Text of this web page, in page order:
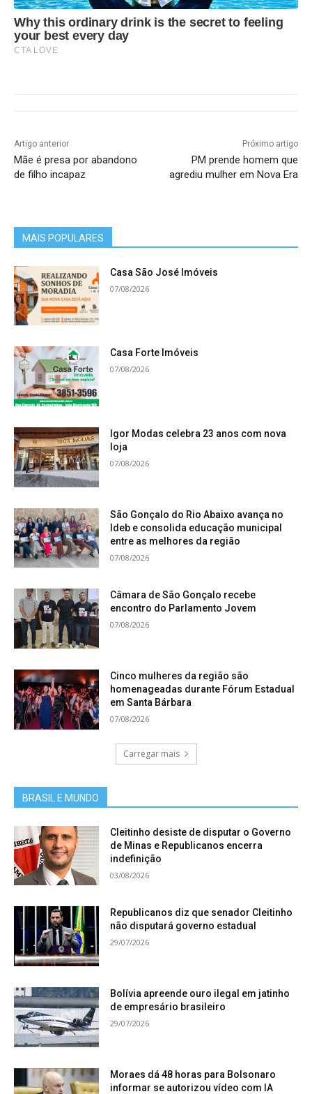
Why this ordinary drink is the secret to feeling
your best every day
CTA LOVE
Artigo anterior
Mãe é presa por abandono
de filho incapaz
Próximo artigo
PM prende homem que
agrediu mulher em Nova Era
MAIS POPULARES
Casa São José Imóveis
07/08/2026
Casa Forte Imóveis
07/08/2026
Igor Modas celebra 23 anos com nova
loja
07/08/2026
São Gonçalo do Rio Abaixo avança no
Ideb e consolida educação municipal
entre as melhores da região
07/08/2026
Câmara de São Gonçalo recebe
encontro do Parlamento Jovem
07/08/2026
Cinco mulheres da região são
homenageadas durante Fórum Estadual
em Santa Bárbara
07/08/2026
Carregar mais
BRASIL E MUNDO
Cleitinho desiste de disputar o Governo
de Minas e Republicanos encerra
indefinição
03/08/2026
Republicanos diz que senador Cleitinho
não disputará governo estadual
29/07/2026
Bolívia apreende ouro ilegal em jatinho
de empresário brasileiro
29/07/2026
Moraes dá 48 horas para Bolsonaro
informar se autorizou vídeo com IA